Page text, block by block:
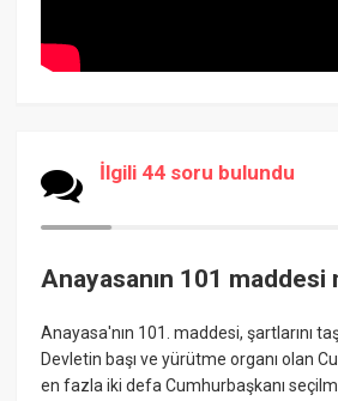
İlgili 44 soru bulundu
Anayasanın 101 maddesi
Anayasa'nın 101. maddesi, şartlarını
Devletin başı ve yürütme organı olan
en fazla iki defa Cumhurbaşkanı